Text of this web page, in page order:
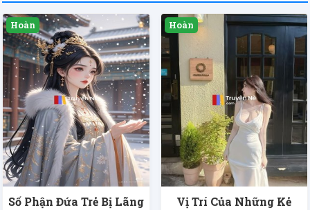
Số Phận Đứa Trẻ Bị Lãng
Vị Trí Của Những Kẻ